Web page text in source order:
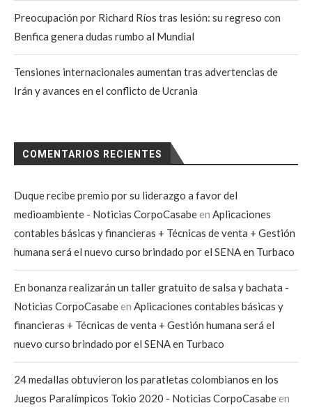
Preocupación por Richard Ríos tras lesión: su regreso con
Benfica genera dudas rumbo al Mundial
Tensiones internacionales aumentan tras advertencias de
Irán y avances en el conflicto de Ucrania
COMENTARIOS RECIENTES
Duque recibe premio por su liderazgo a favor del
medioambiente - Noticias CorpoCasabeen Aplicaciones
contables básicas y financieras + Técnicas de venta + Gestión
humana será el nuevo curso brindado por el SENA en Turbaco
En bonanza realizarán un taller gratuito de salsa y bachata -
Noticias CorpoCasabeen Aplicaciones contables básicas y
financieras + Técnicas de venta + Gestión humana será el
nuevo curso brindado por el SENA en Turbaco
24 medallas obtuvieron los paratletas colombianos en los
Juegos Paralímpicos Tokio 2020 - Noticias CorpoCasabeen